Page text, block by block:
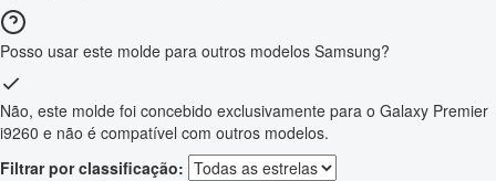
Posso usar este molde para outros modelos Samsung?
Não, este molde foi concebido exclusivamente para o Galaxy Premier
i9260 e não é compatível com outros modelos.
Filtrar por classificação: